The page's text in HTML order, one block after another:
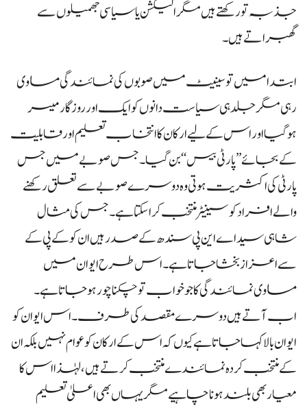
جذبہ تو رکھتے ہیں مگر الیکشن یا سیاسی جھمیلوں سے
گھبراتے ہیں۔
ابتدا میں تو سینیٹ میں صوبوں کی نمائندگی مساوی
رہی مگر جلد ہی سیاست دانوں کو ایک اور روزگار میسر
ہوگیا اور اس کے لیے ارکان کا انتخاب تعلیم اور قابلیت
کے بجائے ’’پارٹی بیس‘‘ بن گیا۔ جس صوبے میں جس
پارٹی کی اکثریت ہوتی وہ دوسرے صوبے سے تعلق رکھنے
والے افراد کو سینیٹر منتخب کراسکتا ہے۔ جس کی مثال
شاہی سید اے این پی سندھ کے صدر ہیں ان کو کے پی کے
سے اعزاز بخشا جاتا ہے۔ اس طرح ایوان میں
مساوی نمائندگی کا جو خواب تو چکنا چور ہو جاتا ہے۔
اب آتے ہیں دوسرے مقصد کی طرف۔ اس ایوان کو
ایوان بالا کہا جاتا ہے کیوں کہ اس کے ارکان کو عوام نہیں بلکہ ان
کے منتخب کردہ نمائندے منتخب کرتے ہیں، لہٰذا اس کا
معیار بھی بلند ہونا چاہیے مگر یہاں بھی اعلیٰ تعلیم